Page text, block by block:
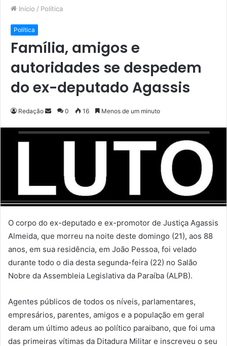
Início / Política
Política
Família, amigos e
autoridades se despedem
do ex-deputado Agassis
Redação
n
m
e
-
m
a
0 16 Menos de um minuto
O corpo do ex-deputado e ex-promotor de Justiça Agassis
Almeida, que morreu na noite deste domingo (21), aos 88
anos, em sua residência, em João Pessoa, foi velado
durante todo o dia desta segunda-feira (22) no Salão
Nobre da Assembleia Legislativa da Paraíba (ALPB).
Agentes públicos de todos os níveis, parlamentares,
empresários, parentes, amigos e a população em geral
deram um último adeus ao político paraibano, que foi uma
das primeiras vítimas da Ditadura Militar e inscreveu o seu